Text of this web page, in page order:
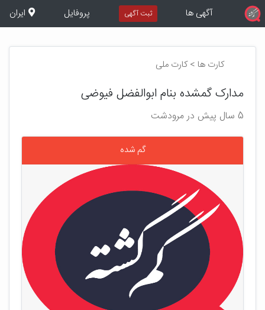
آگهی ها ثبت آگهی پروفایل ایران
کارت ها > کارت ملی
مدارک گمشده بنام ابوالفضل فیوضی
5 سال پیش در مرودشت
گم شده